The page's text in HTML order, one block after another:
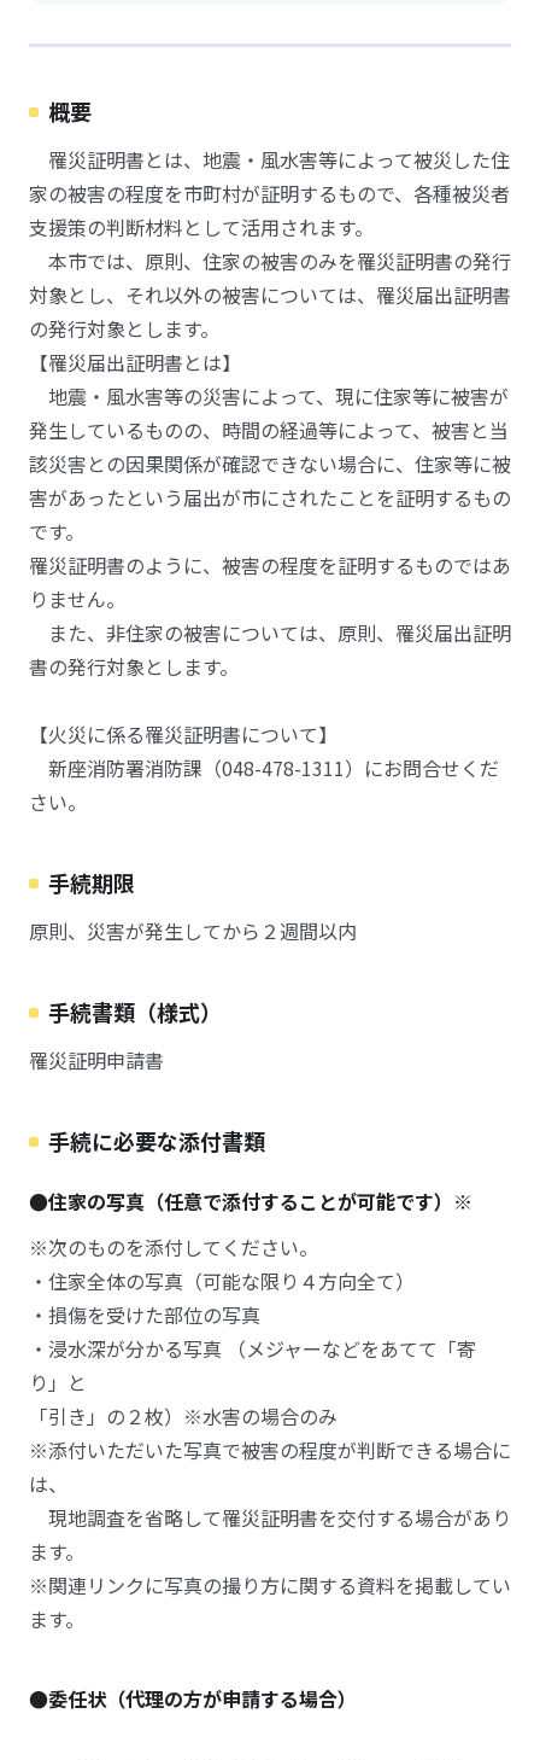
概要
罹災証明書とは、地震・風水害等によって被災した住
家の被害の程度を市町村が証明するもので、各種被災者
支援策の判断材料として活用されます。
本市では、原則、住家の被害のみを罹災証明書の発行
対象とし、それ以外の被害については、罹災届出証明書
の発行対象とします。
【罹災届出証明書とは】
地震・風水害等の災害によって、現に住家等に被害が
発生しているものの、時間の経過等によって、被害と当
該災害との因果関係が確認できない場合に、住家等に被
害があったという届出が市にされたことを証明するもの
です。
罹災証明書のように、被害の程度を証明するものではあ
りません。
また、非住家の被害については、原則、罹災届出証明
書の発行対象とします。
【火災に係る罹災証明書について】
新座消防署消防課（048-478-1311）にお問合せくだ
さい。
手続期限
原則、災害が発生してから２週間以内
手続書類（様式）
罹災証明申請書
手続に必要な添付書類
●住家の写真（任意で添付することが可能です）※
※次のものを添付してください。
・住家全体の写真（可能な限り４方向全て）
・損傷を受けた部位の写真
・浸水深が分かる写真 （メジャーなどをあてて「寄
り」と
「引き」の２枚）※水害の場合のみ
※添付いただいた写真で被害の程度が判断できる場合に
は、
現地調査を省略して罹災証明書を交付する場合があり
ます。
※関連リンクに写真の撮り方に関する資料を掲載してい
ます。
●委任状（代理の方が申請する場合）